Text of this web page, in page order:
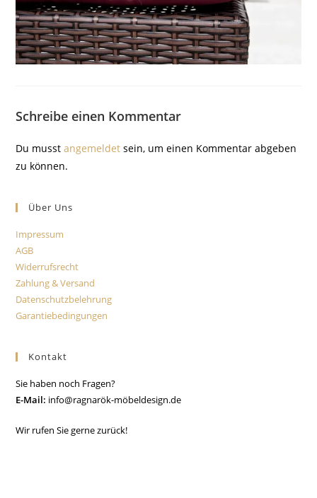
Schreibe einen Kommentar
Du musstangemeldet sein, um einen Kommentar abgeben
zu können.
Über Uns
Impressum
AGB
Widerrufsrecht
Zahlung & Versand
Datenschutzbelehrung
Garantiebedingungen
Kontakt
Sie haben noch Fragen?
E-Mail: info@ragnarök-möbeldesign.de
Wir rufen Sie gerne zurück!